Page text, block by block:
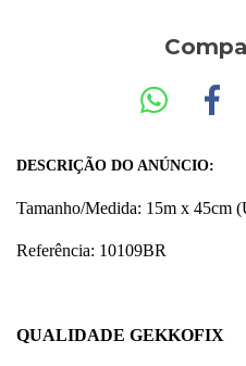
DESCRIÇÃO DO ANÚNCIO:
Tamanho/Medida: 15m x 45cm
Referência: 10109BR
QUALIDADE GEKKOFIX